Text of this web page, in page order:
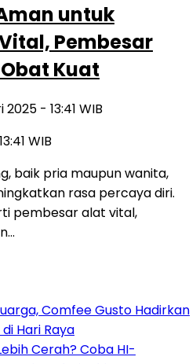
untuk
Pembesar
Kuat
- 13:41 WIB
WIB
baik pria maupun wanita,
rasa percaya diri.
pembesar alat vital,
Comfee Gusto Hadirkan
Hari Raya
Cerah? Coba HI-